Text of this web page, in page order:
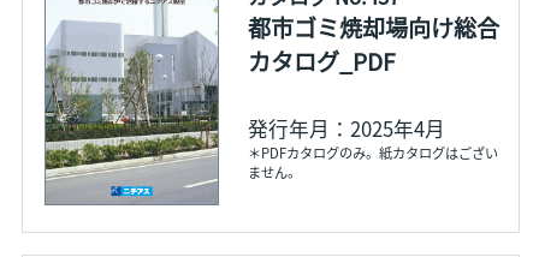
都市ゴミ焼却場向け総合
カタログ_PDF
発行年月：2025年4月
＊PDFカタログのみ。紙カタログはござい
ません。